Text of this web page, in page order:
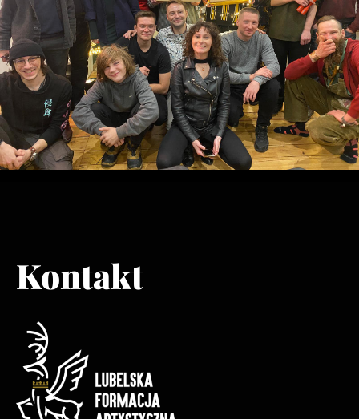
Kontakt